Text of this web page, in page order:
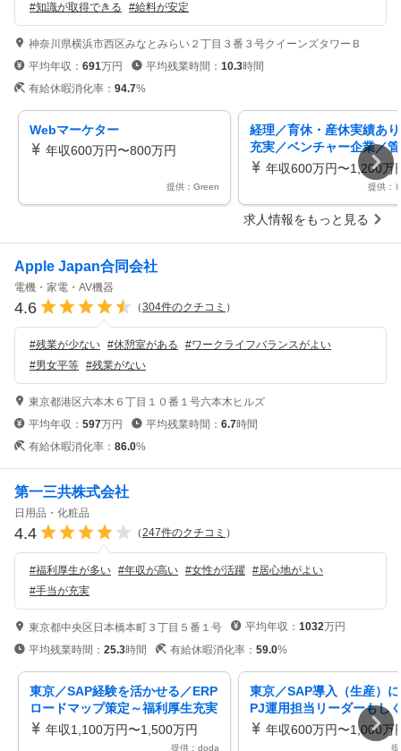
#知識が取得できる #給料が安定
神奈川県横浜市西区みなとみらい２丁目３番３号クイーンズタワーＢ
平均年収： 691万円 平均残業時間： 10.3時間
有給休暇消化率： 94.7%
Webマーケター
年収600万円〜800万円
提供：Green
経理／育休・産休実績あ
充実／ベンチャー企業／
マネージャー
年収600万円〜1,200万
提供：
求人情報をもっと見る
Apple Japan合同会社
電機・家電・AV機器
4.6 （304件のクチコミ ）
#残業が少ない #休憩室がある #ワークライフバランスがよい
#男女平等 #残業がない
東京都港区六本木６丁目１０番１号六本木ヒルズ
平均年収： 597万円 平均残業時間： 6.7時間
有給休暇消化率： 86.0%
第一三共株式会社
日用品・化粧品
4.4 （247件のクチコミ ）
#福利厚生が多い #年収が高い #女性が活躍 #居心地がよい
#手当が充実
東京都中央区日本橋本町３丁目５番１号 平均年収： 1032万円
平均残業時間： 25.3時間 有給休暇消化率： 59.0%
東京／SAP経験を活かせる／ERP
ロードマップ策定～福利厚生充実
／国内トップクラスの製薬メーカ
年収1,100万円〜1,500万円
提供：doda
東京／SAP導入（生産）
PJ運用担当リーダーもし
ブリーダー
年収600万円〜1,000万